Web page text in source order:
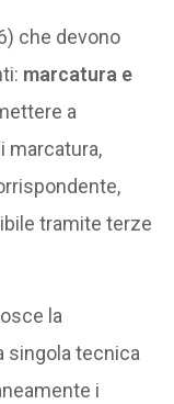
che devono
marcatura e
a
marcatura,
tramite terze
la
singola tecnica
i